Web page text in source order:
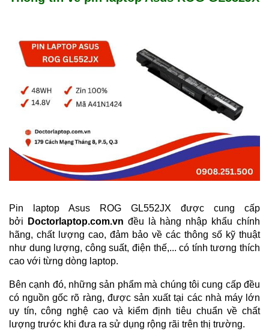
Pin laptop Asus ROG GL552JX được cung cấp
bởi
Doctorlaptop.com.vn đều là hàng nhập khẩu chính
hãng, chất lượng cao, đảm bảo về các thông số kỹ thuật
như dung lượng, công suất, điện thế,... có tính tương thích
cao với từng dòng laptop.
Bên cạnh đó, những sản phẩm mà chúng tôi cung cấp đều
có nguồn gốc rõ ràng, được sản xuất tại các nhà máy lớn
uy tín, công nghệ cao và kiểm định tiêu chuẩn về chất
lượng trước khi đưa ra sử dụng rộng rãi trên thị trường.